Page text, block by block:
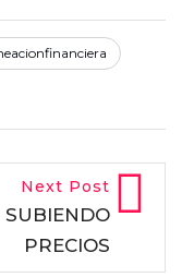
Next Post
SUBIENDO
PRECIOS